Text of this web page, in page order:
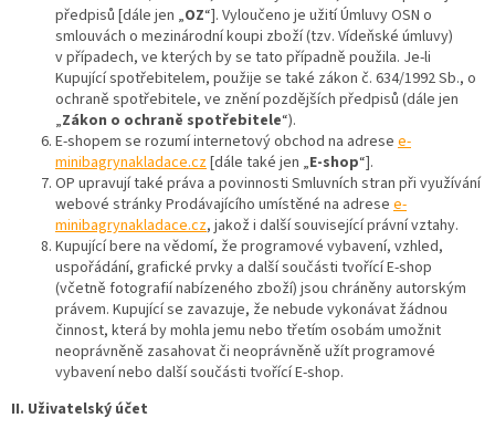
předpisů [dále jen „OZ“]. Vyloučeno je užití Úmluvy OSN o
smlouvách o mezinárodní koupi zboží (tzv. Vídeňské úmluvy)
v případech, ve kterých by se tato případně použila. Je-li
Kupující spotřebitelem, použije se také zákon č. 634/1992 Sb., o
ochraně spotřebitele, ve znění pozdějších předpisů (dále jen
„Zákon o ochraně spotřebitele“).
E-shopem se rozumí internetový obchod na adrese e-
minibagrynakladace.cz[dále také jen „E-shop“].
OP upravují také práva a povinnosti Smluvních stran při využívání
webové stránky Prodávajícího umístěné na adrese e-
minibagrynakladace.cz, jakož i další související právní vztahy.
Kupující bere na vědomí, že programové vybavení, vzhled,
uspořádání, grafické prvky a další součásti tvořící E-shop
(včetně fotografií nabízeného zboží) jsou chráněny autorským
právem. Kupující se zavazuje, že nebude vykonávat žádnou
činnost, která by mohla jemu nebo třetím osobám umožnit
neoprávněně zasahovat či neoprávněně užít programové
vybavení nebo další součásti tvořící E-shop.
II. Uživatelský účet